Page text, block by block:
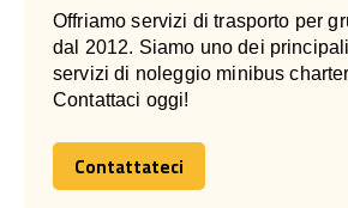
Offriamo servizi di trasporto per
dal 2012. Siamo uno dei
servizi di noleggio minibus
Contattaci oggi!
Contattateci
Contattateci